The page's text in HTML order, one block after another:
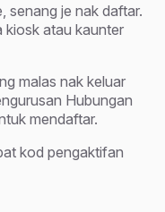
senang je nak daftar.
kiosk atau kaunter
malas nak keluar
Hubungan
mendaftar.
kod pengaktifan